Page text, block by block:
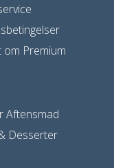
Premium
Aftensmad
Desserter